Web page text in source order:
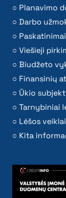
Planavimo
Darbo
Viešieji
Biudžeto
Finansinių
Ūkio
Tarnybiniai
Lėšos
Kita